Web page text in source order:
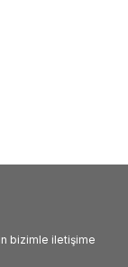
bizimle iletişime